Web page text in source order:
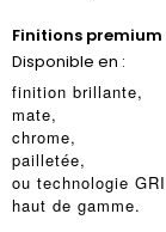
Finitions
Disponible en :
finition brillante,
mate,
chrome,
pailletée,
ou technologie
haut de gamme.